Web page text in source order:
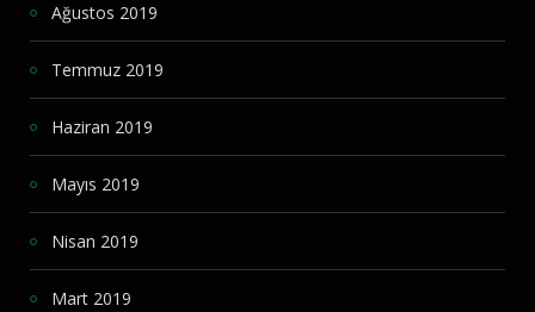
Ağustos 2019
Temmuz 2019
Haziran 2019
Mayıs 2019
Nisan 2019
Mart 2019